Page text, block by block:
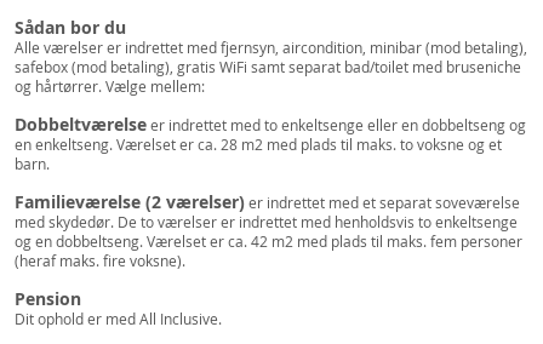
Sådan bor du
Alle værelser er indrettet med fjernsyn, aircondition, minibar (mod betaling),
safebox (mod betaling), gratis WiFi samt separat bad/toilet med bruseniche
og hårtørrer. Vælge mellem:
Dobbeltværelseer indrettet med to enkeltsenge eller en dobbeltseng og
en enkeltseng. Værelset er ca. 28 m2 med plads til maks. to voksne og et
barn.
Familieværelse (2 værelser)er indrettet med et separat soveværelse
med skydedør. De to værelser er indrettet med henholdsvis to enkeltsenge
og en dobbeltseng. Værelset er ca. 42 m2 med plads til maks. fem personer
(heraf maks. fire voksne).
Pension
Dit ophold er med All Inclusive.